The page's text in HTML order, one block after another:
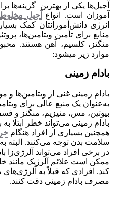
آجیل‌ها یکی از بهترین گزینه‌ها
آموزان است. انواع
آجیل مخلوط
انرژی دانش‌آموزانتان کمک
منابع برای تأمین ویتامین‌ها،
منگنز، ‌کلسیم، آهن هستند.
موارد زیر می­شود:
بادام‌ زمینی
بادام زمینی غنی از ویتامین‌ها و
بیوتین، مس، منیزیم، منگنز و
بادام زمینی می‌تواند خطر ابتلا
همچنین بسیاری از افراد هنگام
سلامت بدن توجه می‌کنند. البته
در برخی افراد می‌تواند
ممکن است علائم آلرژیک مانند
کند. افرادی که قبلاً به آلرژی‌های
مصرف بادام زمینی دقت کنند.